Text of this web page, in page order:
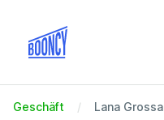
Geschäft Lana Grossa